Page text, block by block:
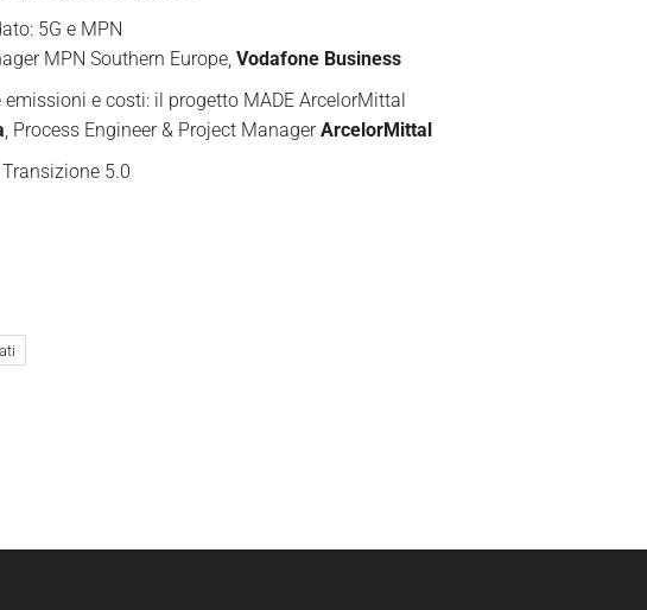
5G e MPN
MPN Southern Europe, Vodafone Business
e costi: il progetto MADE ArcelorMittal
, Process Engineer & Project ManagerArcelorMittal
5.0